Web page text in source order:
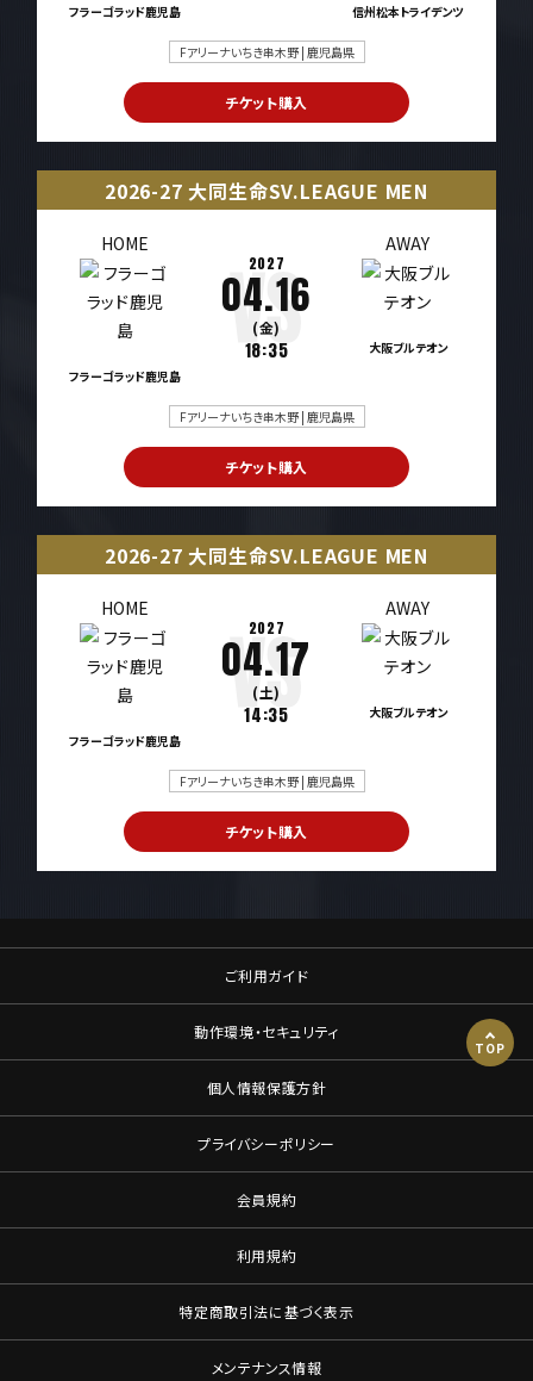
フラーゴラッド鹿児島 信州松本トライデンツ
Fアリーナいちき串木野 | 鹿児島県
チケット購入
2026-27 大同生命SV.LEAGUE MEN
HOME
フラーゴラッド鹿児島
2027
04.16
(金)
18:35
AWAY
大阪ブルテオン
Fアリーナいちき串木野 | 鹿児島県
チケット購入
2026-27 大同生命SV.LEAGUE MEN
HOME
フラーゴラッド鹿児島
2027
04.17
(土)
14:35
AWAY
大阪ブルテオン
Fアリーナいちき串木野 | 鹿児島県
チケット購入
ご利用ガイド
動作環境・セキュリティ
個人情報保護方針
プライバシーポリシー
会員規約
利用規約
特定商取引法に基づく表示
メンテナンス情報
TOP